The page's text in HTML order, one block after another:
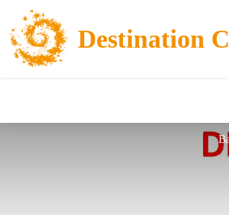
Destination